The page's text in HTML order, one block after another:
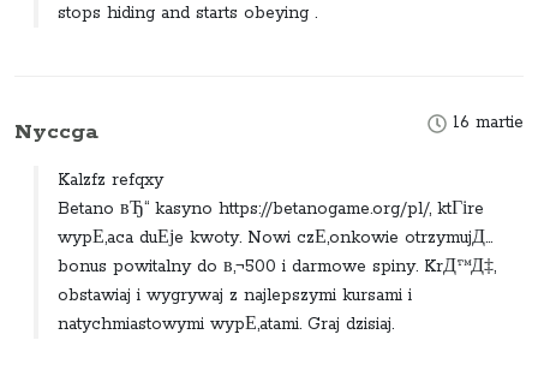
stops hiding and starts obeying .
16 martie
Nyccga
Kalzfz refqxy
Betano вЂ“ kasyno https://betanogame.org/pl/, ktГіre
wypЕ‚aca duЕјe kwoty. Nowi czЕ‚onkowie otrzymujД…
bonus powitalny do в‚¬500 i darmowe spiny. KrД™Д‡,
obstawiaj i wygrywaj z najlepszymi kursami i
natychmiastowymi wypЕ‚atami. Graj dzisiaj.